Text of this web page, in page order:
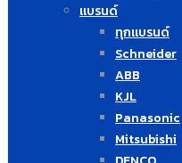
แบรนด์
ทุกแบรนด์
Schneider
ABB
KJL
Panasonic
Mitsubishi